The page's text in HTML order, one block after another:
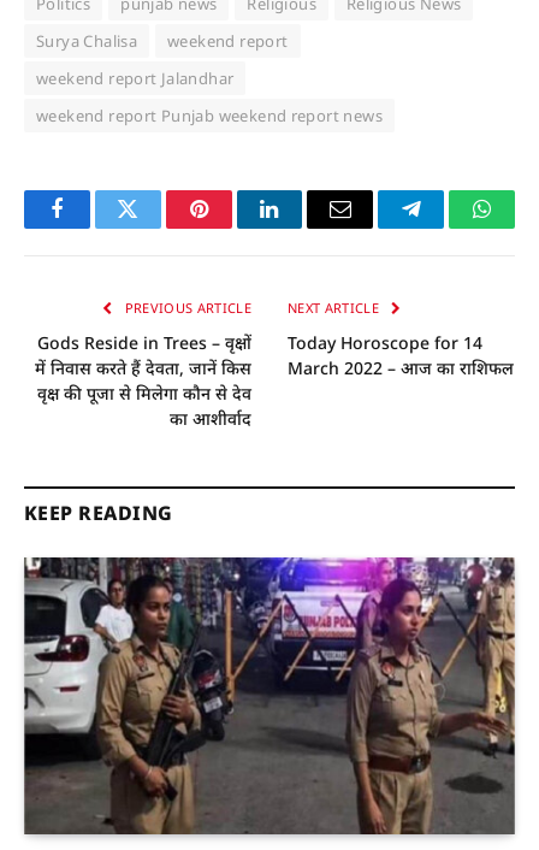
Surya Chalisa
weekend report
weekend report Jalandhar
weekend report Punjab weekend report news
FacebookTwitter PinterestLinkedInEmail Telegram
PREVIOUS ARTICLE
Gods Reside in Trees – वृक्षों
में निवास करते हैं देवता, जानें किस
वृक्ष की पूजा से मिलेगा कौन से देव
का आशीर्वाद
NEXT ARTICLE
Today Horoscope for 14
March 2022 – आज का राशिफल
KEEP READING